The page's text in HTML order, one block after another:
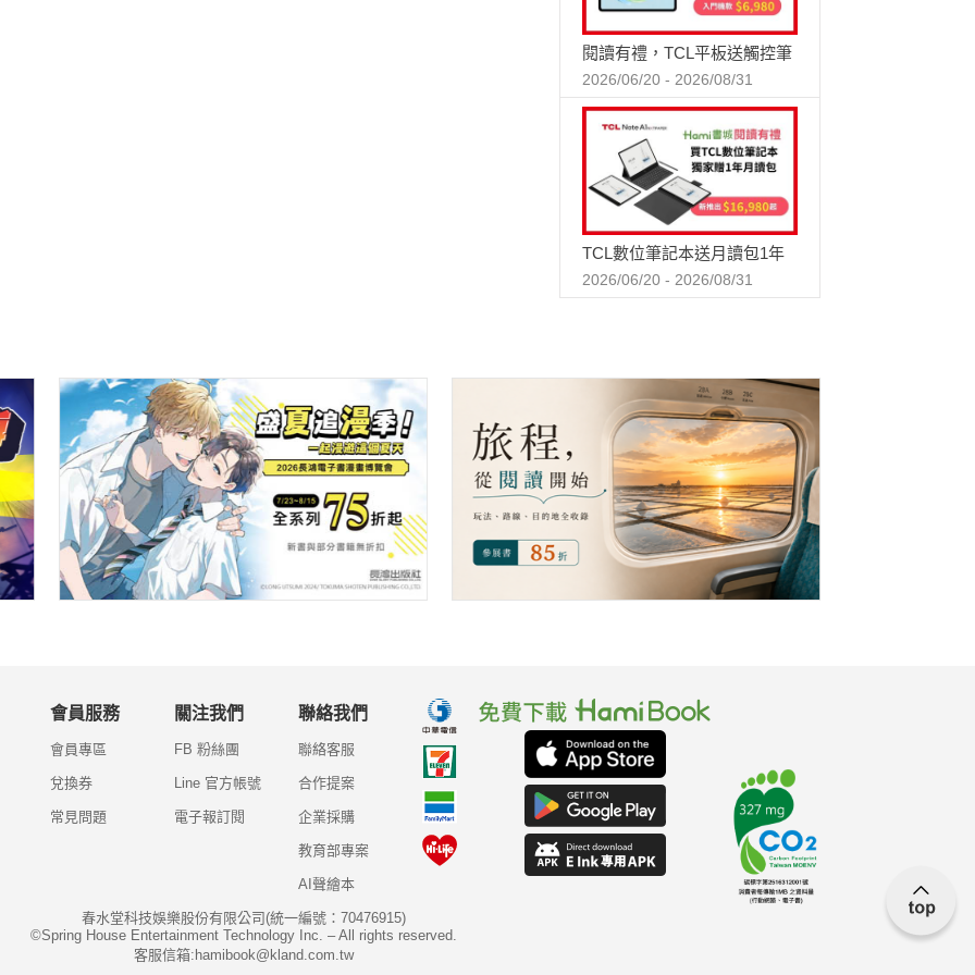
閱讀有禮，TCL平板送觸控筆
2026/06/20 - 2026/08/31
TCL數位筆記本送月讀包1年
2026/06/20 - 2026/08/31
會員服務
會員專區
兌換券
常見問題
關注我們
FB 粉絲團
Line 官方帳號
電子報訂閱
聯絡我們
聯絡客服
合作提案
企業採購
教育部專案
AI聲繪本
春水堂科技娛樂股份有限公司(統一編號：70476915)
©Spring House Entertainment Technology Inc. – All rights reserved.
客服信箱:hamibook@kland.com.tw